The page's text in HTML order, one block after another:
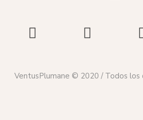
VentusPlumane © 2020 / Todos los